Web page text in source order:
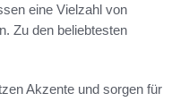
eine Vielzahl von
Zu den beliebtesten
Akzente und sorgen für